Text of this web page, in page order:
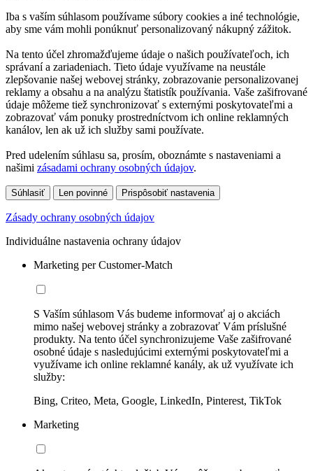
Iba s vaším súhlasom používame súbory cookies a iné technológie,
aby sme vám mohli ponúknuť personalizovaný nákupný zážitok.
Na tento účel zhromažďujeme údaje o našich používateľoch, ich
správaní a zariadeniach. Tieto údaje využívame na neustále
zlepšovanie našej webovej stránky, zobrazovanie personalizovanej
reklamy a obsahu a na analýzu štatistík používania. Vaše zašifrované
údaje môžeme tiež synchronizovať s externými poskytovateľmi a
zobrazovať vám ponuky prostredníctvom ich online reklamných
kanálov, len ak už ich služby sami používate.
Pred udelením súhlasu sa, prosím, oboznámte s nastaveniami a
našimi zásadami ochrany osobných údajov.
Súhlasiť Len povinné Prispôsobiť nastavenia
Zásady ochrany osobných údajov
Individuálne nastavenia ochrany údajov
Marketing per Customer-Match
S Vaším súhlasom Vás budeme informovať aj o akciách
mimo našej webovej stránky a zobrazovať Vám príslušné
produkty. Na tento účel synchronizujeme Vaše zašifrované
osobné údaje s nasledujúcimi externými poskytovateľmi a
využívame ich online reklamné kanály, ak už využívate ich
služby:
Bing, Criteo, Meta, Google, LinkedIn, Pinterest, TikTok
Marketing